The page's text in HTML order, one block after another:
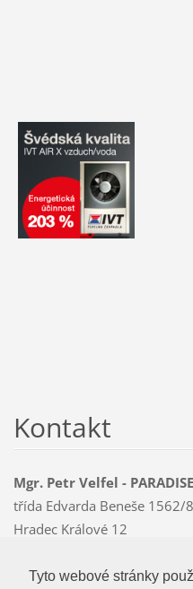
Tyto webové stránky
Tyto webové stránky
Kontakt
Mgr. Petr Velfel -
třída Edvarda Beneše 1562/8
Hradec Králové 12
Mobil: 603 478 763